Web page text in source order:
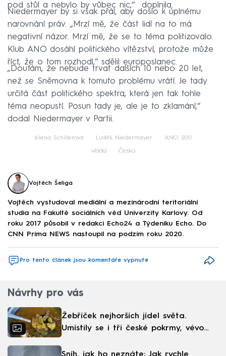
pod stůl a nebylo by vůbec nic,“ doplnila.
Niedermayer by si však přál, aby došlo k úplnému
narovnání práv. „Mrzí mě, že část lidí na to má
negativní názor. Mrzí mě, že se to téma politizovalo.
Klub ANO dosáhl politického vítězství, protože může
říct, že o tom rozhodl,“ sdělil europoslanec.
„Doufám, že nebude trvat dalších 10 nebo 20 let,
než se Sněmovna k tomuto problému vrátí. Je tady
určitá část politického spektra, která jen tak tohle
téma neopustí. Posun tady je, ale je to zklamání,“
dodal Niedermayer v Partii.
Alena Schillerová Luděk Niedermayer ANO 2011
vláda Česko
Vojtěch Šeliga
Vojtěch vystudoval mediální a mezinárodní teritoriální
studia na Fakultě sociálních věd Univerzity Karlovy. Od
roku 2017 působil v redakci Echo24 a Týdeníku Echo. Do
CNN Prima NEWS nastoupil na podzim roku 2020.
Pro tento článek jsou komentáře vypnuté
Návrhy pro vás
Žebříček nejhorších jídel světa.
Umístily se i tři české pokrmy, vévodí